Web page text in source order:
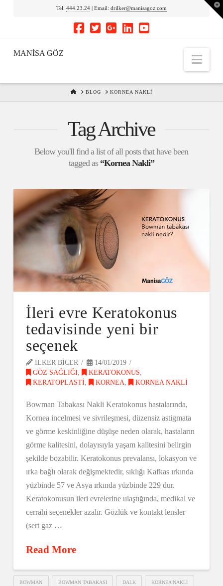
Tel: 444.23.24| Email: drilker@manisagoz.com
MANİSA GÖZ
HOMEBLOG KORNEA NAKLI
Tag Archive
Below you'll find a list of all posts that have been
tagged as “Kornea Nakli”
İleri evre Keratokonus
tedavisinde yeni bir
seçenek
ILKER BICER
14/01/2019
GÖZ SAĞLIĞI, KERATOKONUS,
KERATOPLASTI, KORNEA, KORNEA NAKLI
Bowman Tabakası Nakli Keratokonus hastalarında,
Kornea incelmesi ve sivrileşmesi, düzensiz astigmata
ve görme keskinliğine düşüşe neden olarak, hastaların
görme kalitesini, dolayısıyla yaşam kalitesini belirgin
şekilde bozabilir. Keratokonus prevalansı, lokasyon ve
ırka bağlı olarak değişmektedir, sıklığı Kafkas ırkında
yüzbinde 57 ve Asya ırkında yüzbinde 229 dur.
Keratokonusun ileri evrelerine ulaştığında, medikal ve
cerrahi seçenekler azalır. Gözlük ve kontakt lensler
(sert gaz …
Read More
BOWMAN BOWMAN TABAKASI DALK KORNEA NAKLI